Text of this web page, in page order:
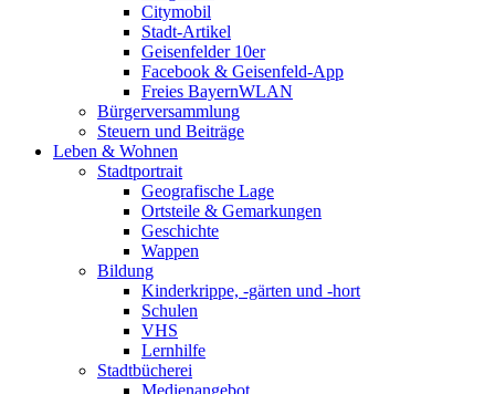
Citymobil
Stadt-Artikel
Geisenfelder 10er
Facebook & Geisenfeld-App
Freies BayernWLAN
Bürgerversammlung
Steuern und Beiträge
Leben & Wohnen
Stadtportrait
Geografische Lage
Ortsteile & Gemarkungen
Geschichte
Wappen
Bildung
Kinderkrippe, -gärten und -hort
Schulen
VHS
Lernhilfe
Stadtbücherei
Medienangebot